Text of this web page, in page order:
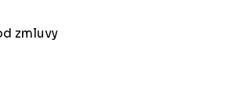
zmluvy